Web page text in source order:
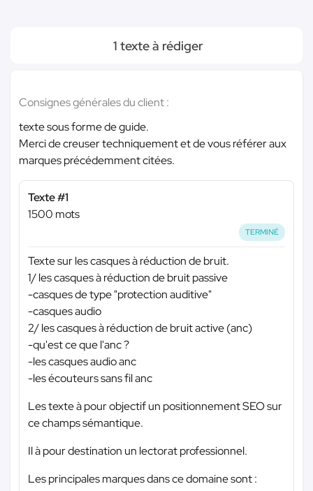
1 texte à rédiger
Consignes générales du client :
texte sous forme de guide.
Merci de creuser techniquement et de vous référer aux
marques précédemment citées.
Texte #1
1500 mots
TERMINÉ
Texte sur les casques à réduction de bruit.
1/ les casques à réduction de bruit passive
-casques de type "protection auditive"
-casques audio
2/ les casques à réduction de bruit active (anc)
-qu'est ce que l'anc ?
-les casques audio anc
-les écouteurs sans fil anc
Les texte à pour objectif un positionnement SEO sur
ce champs sémantique.
Il à pour destination un lectorat professionnel.
Les principales marques dans ce domaine sont :